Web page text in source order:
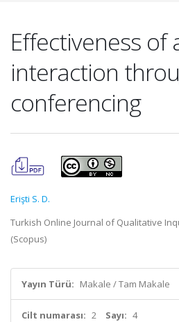
Effectiveness of
interaction
conferencing
Erişti S. D.
Turkish Online Journal of Qualitative
(Scopus)
Yayın Türü: Makale / Tam Makale
Cilt numarası: 2 Sayı: 4